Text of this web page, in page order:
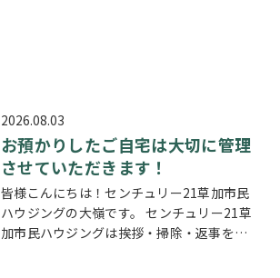
2026.08.03
お預かりしたご自宅は大切に管理
させていただきます！
皆様こんにちは！センチュリー21草加市民
ハウジングの大嶺です。 センチュリー21草
加市民ハウジングは挨拶・掃除・返事を大